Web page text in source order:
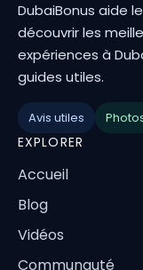
DubaiBonus aide
découvrir les
expériences à
guides utiles.
Avis utiles
EXPLORER
Accueil
Blog
Vidéos
Communauté